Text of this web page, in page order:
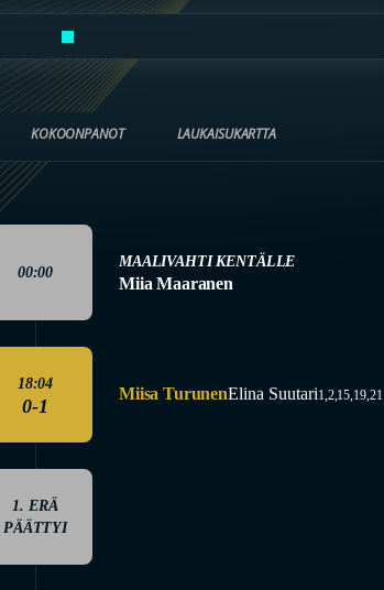
KOKOONPANOT LAUKAISUKARTTA
00:00
MAALIVAHTI KENTÄLLE
Miia Maaranen
18:04
0-1
Miisa TurunenElina Suutari1,2,15,19,21
1. ERÄ
PÄÄTTYI